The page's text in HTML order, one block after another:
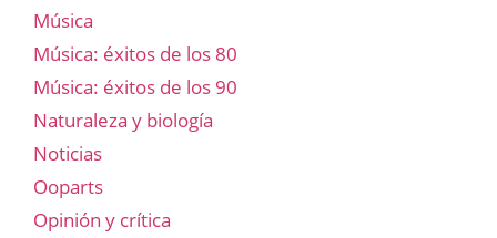
Música
Música: éxitos de los 80
Música: éxitos de los 90
Naturaleza y biología
Noticias
Ooparts
Opinión y crítica